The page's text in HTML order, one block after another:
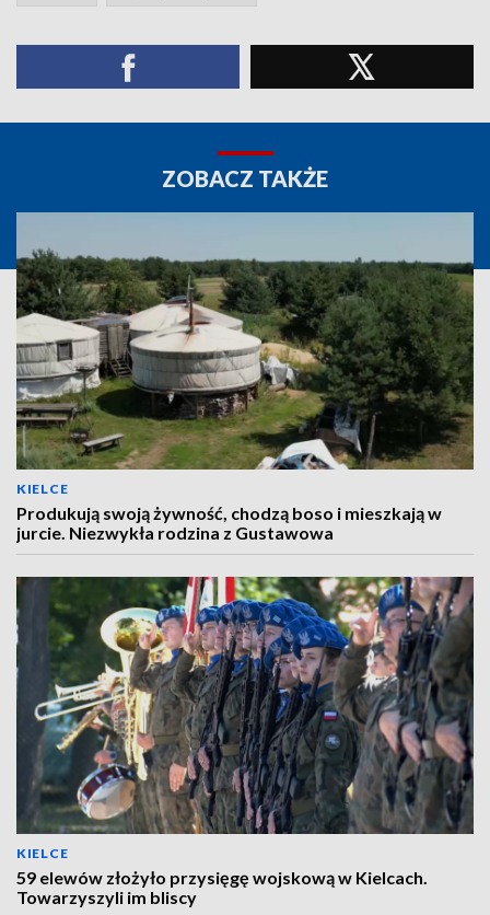
ZOBACZ TAKŻE
KIELCE
Produkują swoją żywność, chodzą boso i mieszkają w
jurcie. Niezwykła rodzina z Gustawowa
KIELCE
59 elewów złożyło przysięgę wojskową w Kielcach.
Towarzyszyli im bliscy